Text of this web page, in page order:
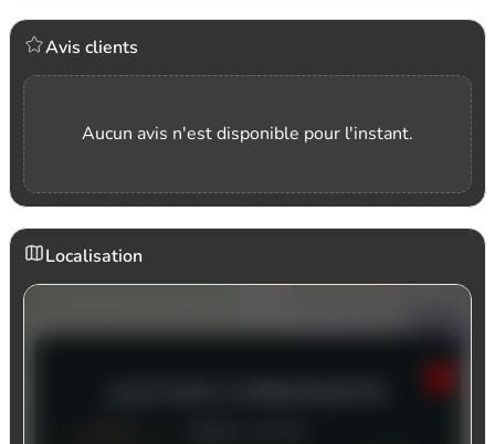
Avis clients
Aucun avis n'est disponible pour l'instant.
Localisation